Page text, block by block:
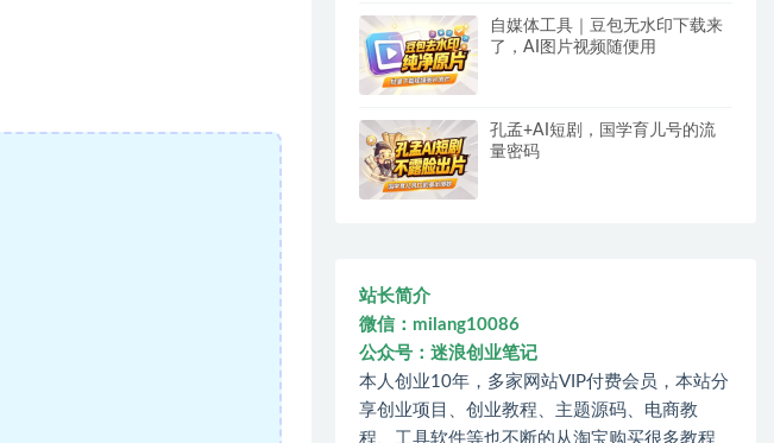
自媒体工具｜豆包无水印下载来
了，AI图片视频随便用
孔孟+AI短剧，国学育儿号的流
量密码
站长简介
微信：milang10086
公众号：迷浪创业笔记
本人创业10年，多家网站VIP付费会员，本站分
享创业项目、创业教程、主题源码、电商教
程、工具软件等也不断的从淘宝购买很多教程